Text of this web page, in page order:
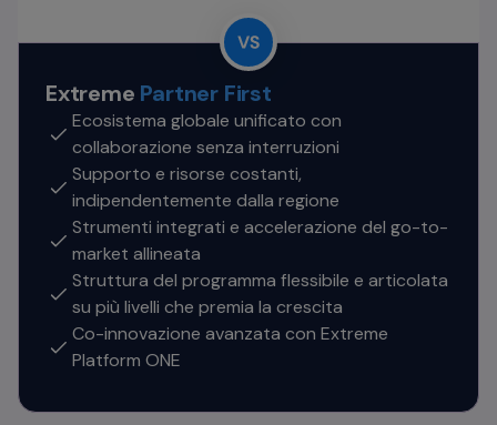
Extreme Partner First
Ecosistema globale unificato con
collaborazione senza interruzioni
Supporto e risorse costanti,
indipendentemente dalla regione
Strumenti integrati e accelerazione del go-to-
market allineata
Struttura del programma flessibile e articolata
su più livelli che premia la crescita
Co-innovazione avanzata con Extreme
Platform ONE